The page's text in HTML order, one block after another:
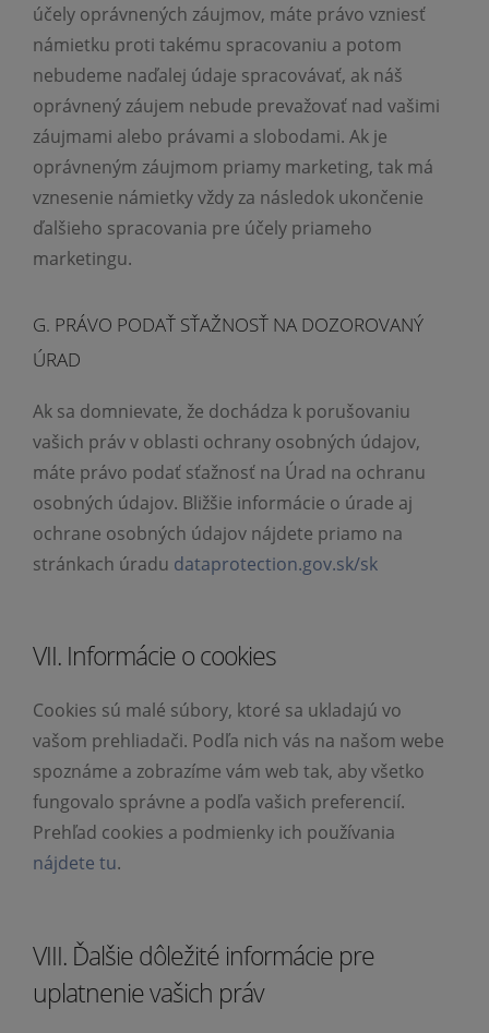
účely oprávnených záujmov, máte právo vzniesť
námietku proti takému spracovaniu a potom
nebudeme naďalej údaje spracovávať, ak náš
oprávnený záujem nebude prevažovať nad vašimi
záujmami alebo právami a slobodami. Ak je
oprávneným záujmom priamy marketing, tak má
vznesenie námietky vždy za následok ukončenie
ďalšieho spracovania pre účely priameho
marketingu.
G. PRÁVO PODAŤ SŤAŽNOSŤ NA DOZOROVANÝ
ÚRAD
Ak sa domnievate, že dochádza k porušovaniu
vašich práv v oblasti ochrany osobných údajov,
máte právo podať sťažnosť na Úrad na ochranu
osobných údajov. Bližšie informácie o úrade aj
ochrane osobných údajov nájdete priamo na
stránkach úradu dataprotection.gov.sk/sk
VII. Informácie o cookies
Cookies sú malé súbory, ktoré sa ukladajú vo
vašom prehliadači. Podľa nich vás na našom webe
spoznáme a zobrazíme vám web tak, aby všetko
fungovalo správne a podľa vašich preferencií.
Prehľad cookies a podmienky ich používania
nájdete tu.
VIII. Ďalšie dôležité informácie pre
uplatnenie vašich práv